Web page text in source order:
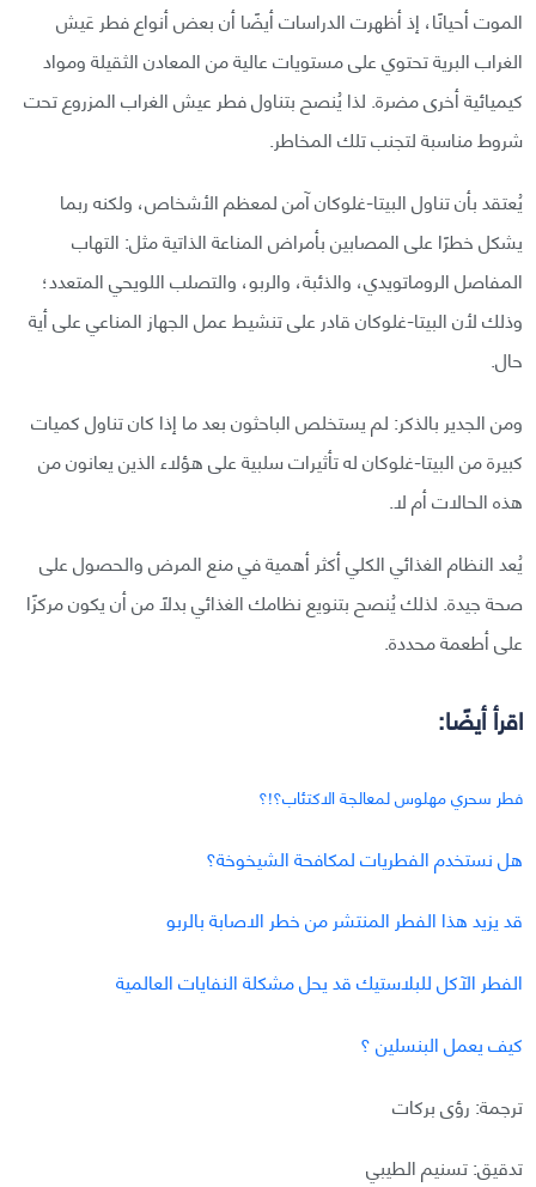
الموت أحيانًا، إذ أظهرت الدراسات أيضًا أن بعض أنواع فطر عَيش
الغراب البرية تحتوي على مستويات عالية من المعادن الثقيلة ومواد
كيميائية أخرى مضرة. لذا يُنصح بتناول فطر عيش الغراب المزروع تحت
شروط مناسبة لتجنب تلك المخاطر.
يُعتقد بأن تناول البيتا-غلوكان آمن لمعظم الأشخاص، ولكنه ربما
يشكل خطرًا على المصابين بأمراض المناعة الذاتية مثل: التهاب
المفاصل الروماتويدي، والذئبة، والربو، والتصلب اللويحي المتعدد؛
وذلك لأن البيتا-غلوكان قادر على تنشيط عمل الجهاز المناعي على أية
حال.
ومن الجدير بالذكر: لم يستخلص الباحثون بعد ما إذا كان تناول كميات
كبيرة من البيتا-غلوكان له تأثيرات سلبية على هؤلاء الذين يعانون من
هذه الحالات أم لا.
يُعد النظام الغذائي الكلي أكثر أهمية في منع المرض والحصول على
صحة جيدة. لذلك يُنصح بتنويع نظامك الغذائي بدلًا من أن يكون مركزًا
على أطعمة محددة.
اقرأ أيضًا:
فطر سحري مهلوس لمعالجة الاكتئاب؟!؟
هل نستخدم الفطريات لمكافحة الشيخوخة؟
قد يزيد هذا الفطر المنتشر من خطر الاصابة بالربو
الفطر الآكل للبلاستيك قد يحل مشكلة النفايات العالمية
كيف يعمل البنسلين ؟
ترجمة: رؤى بركات
تدقيق: تسنيم الطيبي